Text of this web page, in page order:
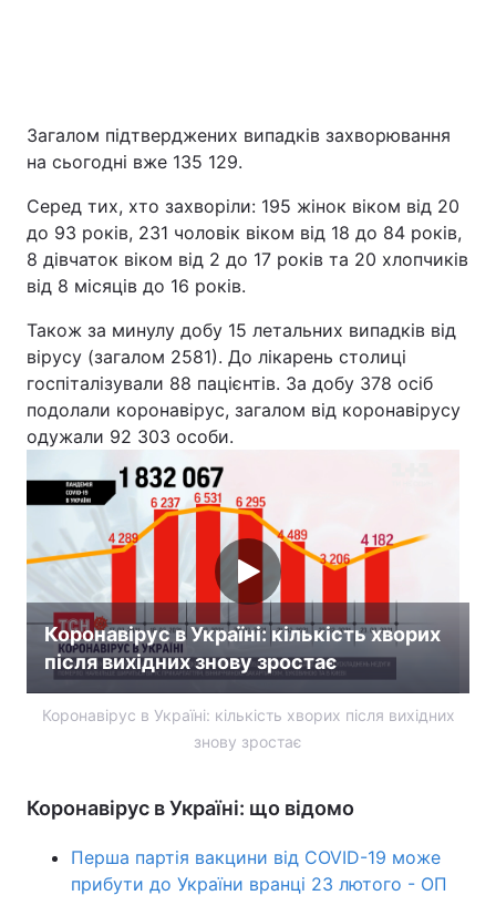
Загалом підтверджених випадків захворювання
на сьогодні вже 135 129.
Серед тих, хто захворіли: 195 жінок віком від 20
до 93 років, 231 чоловік віком від 18 до 84 рокiв,
8 дівчаток віком від 2 до 17 років та 20 хлопчиків
від 8 місяців до 16 років.
Також за минулу добу 15 летальних випадків від
вірусу (загалом 2581). До лікарень столиці
госпіталізували 88 пацієнтів. За добу 378 осіб
подолали коронавірус, загалом від коронавірусу
одужали 92 303 особи.
Коронавірус в Україні: кількість хворих
після вихідних знову зростає
Коронавірус в Україні: кількість хворих після вихідних
знову зростає
Коронавірус в Україні: що відомо
Перша партія вакцини від COVID-19 може
прибути до України вранці 23 лютого - ОП